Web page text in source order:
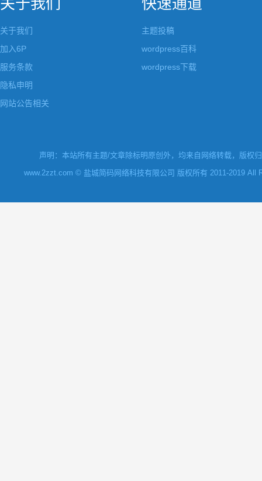
关于我们
关于我们
加入6P
服务条款
隐私申明
网站公告相关
快速通道
主题投稿
wordpress百科
wordpress下载
声明：本站所有主题/文章除标明原创外，均来自网络转载，版权
www.2zzt.com © 盐城简码网络科技有限公司 版权所有 2011-2019